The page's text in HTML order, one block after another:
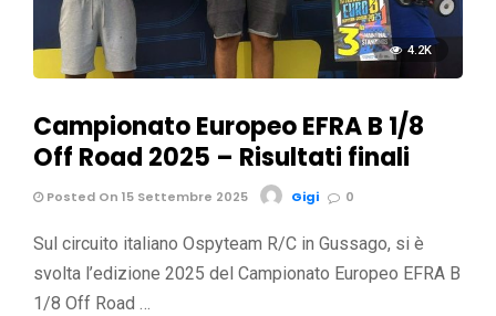
4.2K
Campionato Europeo EFRA B 1/8
Off Road 2025 – Risultati finali
Posted On 15 Settembre 2025 Gigi 0
Sul circuito italiano Ospyteam R/C in Gussago, si è
svolta l’edizione 2025 del Campionato Europeo EFRA B
1/8 Off Road …